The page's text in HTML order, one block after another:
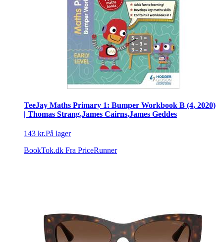
TeeJay Maths Primary 1: Bumper Workbook B (4, 2020)
| Thomas Strang,James Cairns,James Geddes
143 kr.På lager
BookTok.dk Fra PriceRunner